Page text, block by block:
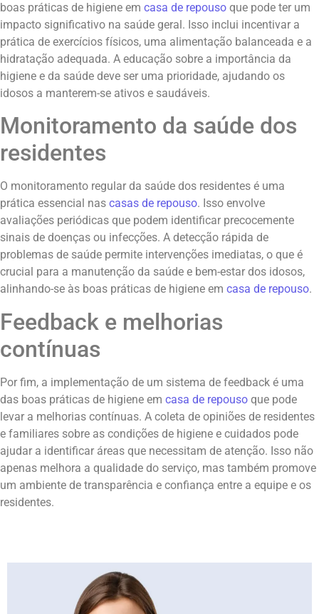
boas práticas de higiene em casa de repouso que pode ter um
impacto significativo na saúde geral. Isso inclui incentivar a
prática de exercícios físicos, uma alimentação balanceada e a
hidratação adequada. A educação sobre a importância da
higiene e da saúde deve ser uma prioridade, ajudando os
idosos a manterem-se ativos e saudáveis.
Monitoramento da saúde dos
residentes
O monitoramento regular da saúde dos residentes é uma
prática essencial nas casas de repouso. Isso envolve
avaliações periódicas que podem identificar precocemente
sinais de doenças ou infecções. A detecção rápida de
problemas de saúde permite intervenções imediatas, o que é
crucial para a manutenção da saúde e bem-estar dos idosos,
alinhando-se às boas práticas de higiene em casa de repouso.
Feedback e melhorias
contínuas
Por fim, a implementação de um sistema de feedback é uma
das boas práticas de higiene em casa de repouso que pode
levar a melhorias contínuas. A coleta de opiniões de residentes
e familiares sobre as condições de higiene e cuidados pode
ajudar a identificar áreas que necessitam de atenção. Isso não
apenas melhora a qualidade do serviço, mas também promove
um ambiente de transparência e confiança entre a equipe e os
residentes.